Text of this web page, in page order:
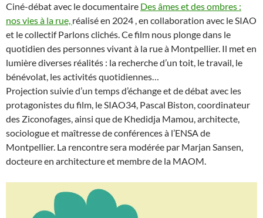
Ciné-débat avec le documentaire Des âmes et des ombres :
nos vies à la rue, réalisé en 2024 , en collaboration avec le SIAO
et le collectif Parlons clichés. Ce film nous plonge dans le
quotidien des personnes vivant à la rue à Montpellier. Il met en
lumière diverses réalités : la recherche d’un toit, le travail, le
bénévolat, les activités quotidiennes…
Projection suivie d’un temps d’échange et de débat avec les
protagonistes du film, le SIAO34, Pascal Biston, coordinateur
des Ziconofages, ainsi que de Khedidja Mamou, architecte,
sociologue et maîtresse de conférences à l’ENSA de
Montpellier. La rencontre sera modérée par Marjan Sansen,
docteure en architecture et membre de la MAOM.